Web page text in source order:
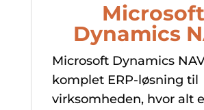
Microsoft
Dynamics
Microsoft Dynamics
komplet ERP-løsning til
virksomheden, hvor alt